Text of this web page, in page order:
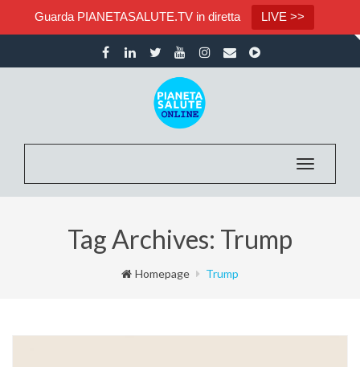
Guarda PIANETASALUTE.TV in diretta LIVE >>
Toggle
Tag Archives: Trump
Homepage Trump